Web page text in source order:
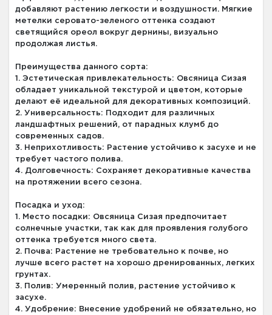
добавляют растению легкости и воздушности. Мягкие
метелки серовато-зеленого оттенка создают
светящийся ореол вокруг дернины, визуально
продолжая листья.
Преимущества данного сорта:
1. Эстетическая привлекательность: Овсяница Сизая
обладает уникальной текстурой и цветом, которые
делают её идеальной для декоративных композиций.
2. Универсальность: Подходит для различных
ландшафтных решений, от парадных клумб до
современных садов.
3. Неприхотливость: Растение устойчиво к засухе и не
требует частого полива.
4. Долговечность: Сохраняет декоративные качества
на протяжении всего сезона.
Посадка и уход:
1. Место посадки: Овсяница Сизая предпочитает
солнечные участки, так как для проявления голубого
оттенка требуется много света.
2. Почва: Растение не требовательно к почве, но
лучше всего растет на хорошо дренированных, легких
грунтах.
3. Полив: Умеренный полив, растение устойчиво к
засухе.
4. Удобрение: Внесение удобрений не обязательно, но